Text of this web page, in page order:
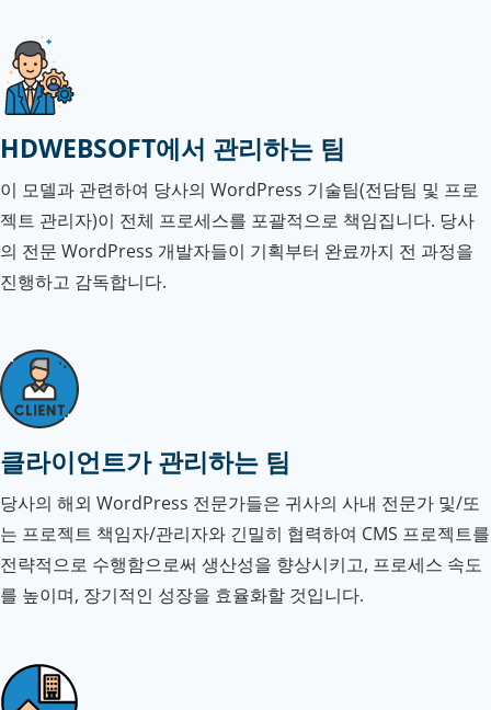
HDWEBSOFT에서 관리하는 팀
이 모델과 관련하여 당사의 WordPress 기술팀(전담팀 및 프로
젝트 관리자)이 전체 프로세스를 포괄적으로 책임집니다. 당사
의 전문 WordPress 개발자들이 기획부터 완료까지 전 과정을
진행하고 감독합니다.
클라이언트가 관리하는 팀
당사의 해외 WordPress 전문가들은 귀사의 사내 전문가 및/또
는 프로젝트 책임자/관리자와 긴밀히 협력하여 CMS 프로젝트를
전략적으로 수행함으로써 생산성을 향상시키고, 프로세스 속도
를 높이며, 장기적인 성장을 효율화할 것입니다.